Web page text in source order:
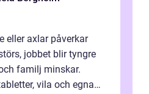
eller axlar påverkar
jobbet blir tyngre
familj minskar.
vila och egna